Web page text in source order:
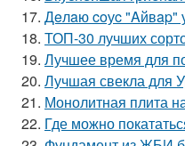
17. Дeлaю coуc "Aйвap"
18. ТОП-30 лучших
19. Лучшее время для
20. Лучшая свекла для
21. Монолитная плита
22. Где можно